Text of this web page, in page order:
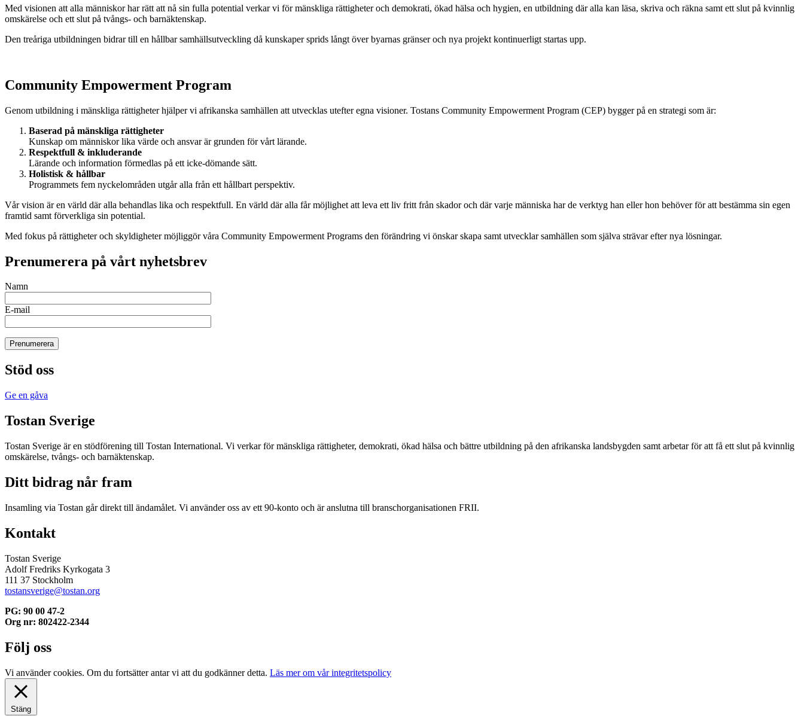
Med visionen att alla människor har rätt att nå sin fulla potential verkar vi för mänskliga rättigheter och demokrati, ökad hälsa och hygien, en utbildning där alla kan läsa, skriva och räkna samt ett slut på kvinnlig
omskärelse och ett slut på tvångs- och barnäktenskap.
Den treåriga utbildningen bidrar till en hållbar samhällsutveckling då kunskaper sprids långt över byarnas gränser och nya projekt kontinuerligt startas upp.
Community Empowerment Program
Genom utbildning i mänskliga rättigheter hjälper vi afrikanska samhällen att utvecklas utefter egna visioner. Tostans Community Empowerment Program (CEP) bygger på en strategi som är:
Baserad på mänskliga rättigheter
Kunskap om människor lika värde och ansvar är grunden för vårt lärande.
Respektfull & inkluderande
Lärande och information förmedlas på ett icke-dömande sätt.
Holistisk & hållbar
Programmets fem nyckelområden utgår alla från ett hållbart perspektiv.
Vår vision är en värld där alla behandlas lika och respektfull. En värld där alla får möjlighet att leva ett liv fritt från skador och där varje människa har de verktyg han eller hon behöver för att bestämma sin egen
framtid samt förverkliga sin potential.
Med fokus på rättigheter och skyldigheter möjliggör våra Community Empowerment Programs den förändring vi önskar skapa samt utvecklar samhällen som själva strävar efter nya lösningar.
Prenumerera på vårt nyhetsbrev
Namn
E-mail
Prenumerera
Stöd oss
Ge en gåva
Tostan Sverige
Tostan Sverige är en stödförening till Tostan International. Vi verkar för mänskliga rättigheter, demokrati, ökad hälsa och bättre utbildning på den afrikanska landsbygden samt arbetar för att få ett slut på kvinnlig
omskärelse, tvångs- och barnäktenskap.
Ditt bidrag når fram
Insamling via Tostan går direkt till ändamålet. Vi använder oss av ett 90-konto och är anslutna till branschorganisationen FRII.
Kontakt
Tostan Sverige
Adolf Fredriks Kyrkogata 3
111 37 Stockholm
tostansverige@tostan.org
PG: 90 00 47-2
Org nr: 802422-2344
Följ oss
Vi använder cookies. Om du fortsätter antar vi att du godkänner detta. Läs mer om vår integritetspolicy
Stäng